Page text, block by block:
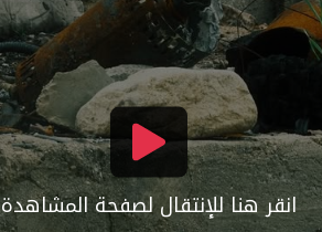
انقر هنا للإنتقال لصفحة المشاهدة